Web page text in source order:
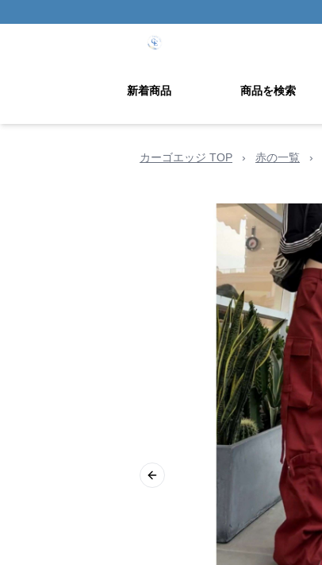
新着商品 商品を検索
カーゴエッジ TOP › 赤の一覧 ›
Previous slide